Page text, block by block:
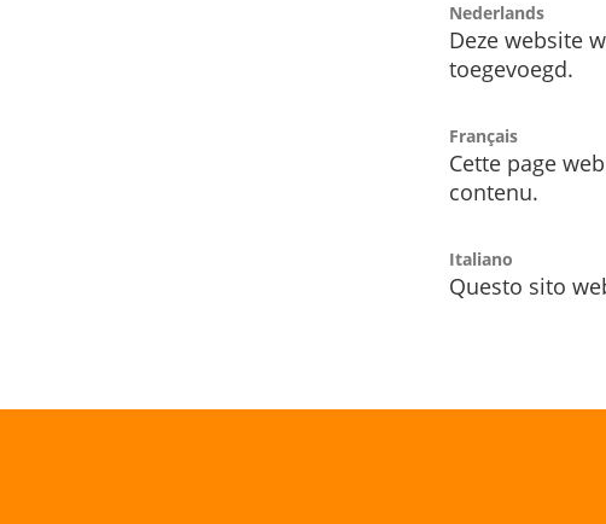
Nederlands
Deze website
toegevoegd.
Français
Cette page
contenu.
Italiano
Questo sito